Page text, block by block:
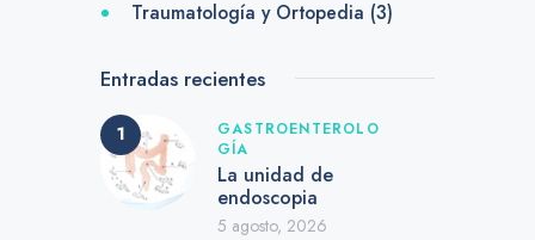
Traumatología y Ortopedia (3)
Entradas recientes
GASTROENTEROLO
GÍA
La unidad de
endoscopia
5 agosto, 2026